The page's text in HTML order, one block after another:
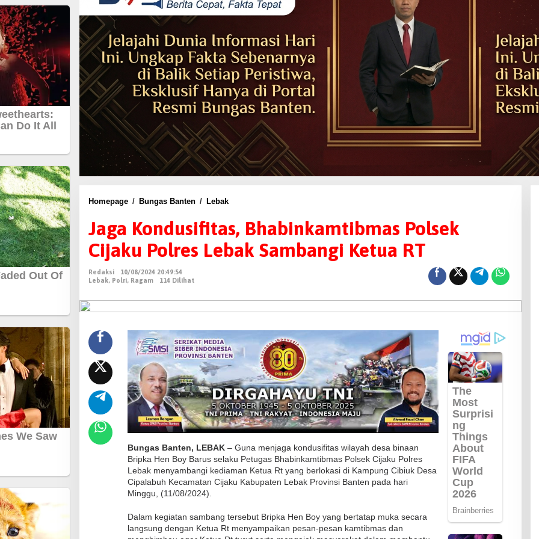
Homepage / Bungas Banten / Lebak
g
a
K
d
s
i
f
t
a
s
,
B
h
a
n
k
Jaga Kondusifitas, Bhabinkamtibmas Polsek
Cijaku Polres Lebak Sambangi Ketua RT
Redaksi
10/08/2024 20:49:54
Lebak, Polri, Ragam 114 Dilihat
Bungas Banten, LEBAK– Guna menjaga kondusifitas wilayah desa binaan
Bripka Hen Boy Barus selaku Petugas Bhabinkamtibmas Polsek Cijaku Polres
Lebak menyambangi kediaman Ketua Rt yang berlokasi di Kampung Cibiuk Desa
Cipalabuh Kecamatan Cijaku Kabupaten Lebak Provinsi Banten pada hari
Minggu, (11/08/2024).
Dalam kegiatan sambang tersebut Bripka Hen Boy yang bertatap muka secara
langsung dengan Ketua Rt menyampaikan pesan-pesan kamtibmas dan